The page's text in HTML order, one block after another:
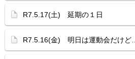
R7.5.17(土) 延期の１日
R7.5.16(金) 明日は運動会だけど…